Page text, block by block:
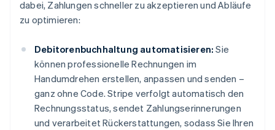
dabei, Zahlungen schneller zu akzeptieren und Abläufe
zu optimieren:
Debitorenbuchhaltung automatisieren: Sie
können professionelle Rechnungen im
Handumdrehen erstellen, anpassen und senden –
ganz ohne Code. Stripe verfolgt automatisch den
Rechnungsstatus, sendet Zahlungserinnerungen
und verarbeitet Rückerstattungen, sodass Sie Ihren